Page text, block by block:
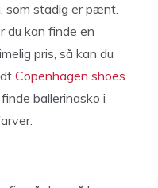
som stadig er pænt.
du kan finde en
pris, så kan du
Copenhagen shoes
ballerinasko i